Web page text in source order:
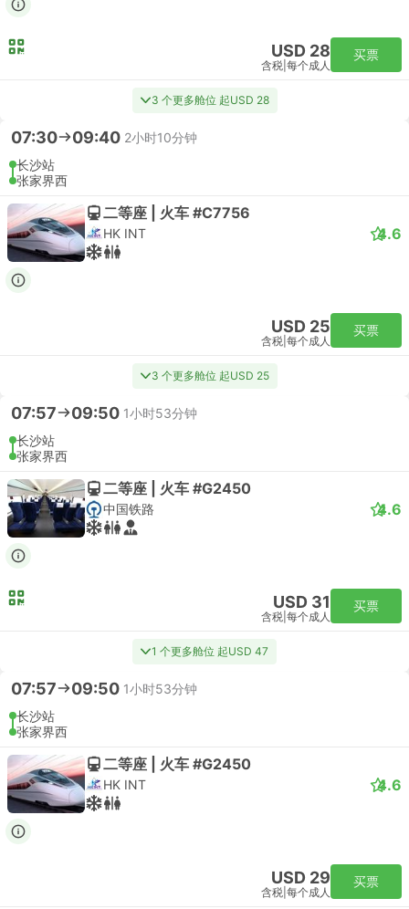
USD 28
含税 每个成人
买票
3 个更多舱位 起USD 28
07:30 09:40 2小时10分钟
长沙站
张家界西
二等座 | 火车 #C7756
HK INT 4.6
USD 25
含税 每个成人
买票
3 个更多舱位 起USD 25
07:57 09:50 1小时53分钟
长沙站
张家界西
二等座 | 火车 #G2450
中国铁路 4.6
USD 31
含税 每个成人
买票
1 个更多舱位 起USD 47
07:57 09:50 1小时53分钟
长沙站
张家界西
二等座 | 火车 #G2450
HK INT 4.6
USD 29
含税 每个成人
买票